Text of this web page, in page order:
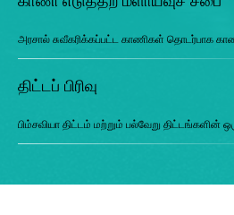
அரசால் சுவீகரிக்கப்பட்ட காணிகள் தொடர்பாக
திட்டப் பிரிவு
பிம்சவியா திட்டம் மற்றும் பல்வேறு திட்டங்களின்